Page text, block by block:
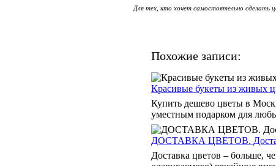
Для тех, кто хочет самостоятельно сделать
Похожие записи:
Красивые букеты из живых
Купить дешево цветы в
уместным подарком для
ДОСТАВКА ЦВЕТОВ.
Доставка цветов – больше,